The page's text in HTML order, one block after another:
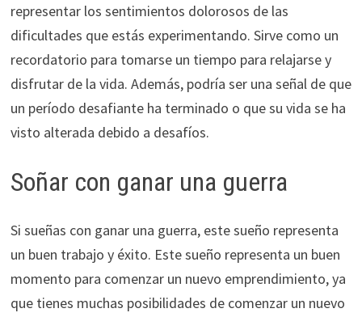
representar los sentimientos dolorosos de las
dificultades que estás experimentando. Sirve como un
recordatorio para tomarse un tiempo para relajarse y
disfrutar de la vida. Además, podría ser una señal de que
un período desafiante ha terminado o que su vida se ha
visto alterada debido a desafíos.
Soñar con ganar una guerra
Si sueñas con ganar una guerra, este sueño representa
un buen trabajo y éxito. Este sueño representa un buen
momento para comenzar un nuevo emprendimiento, ya
que tienes muchas posibilidades de comenzar un nuevo